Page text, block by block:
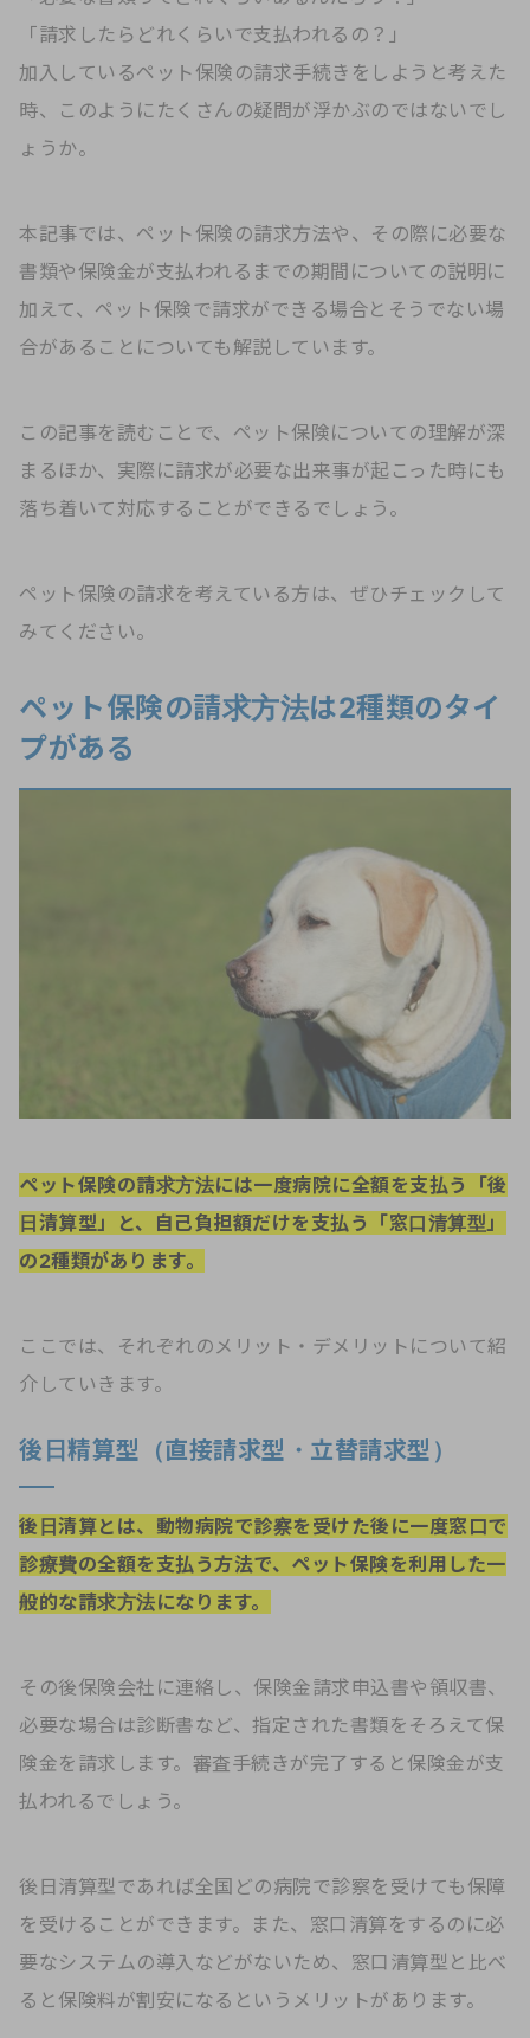
「請求したらどれくらいで支払われるの？」
加入しているペット保険の請求手続きをしようと考えた
時、このようにたくさんの疑問が浮かぶのではないでし
ょうか。
本記事では、ペット保険の請求方法や、その際に必要な
書類や保険金が支払われるまでの期間についての説明に
加えて、ペット保険で請求ができる場合とそうでない場
合があることについても解説しています。
この記事を読むことで、ペット保険についての理解が深
まるほか、実際に請求が必要な出来事が起こった時にも
落ち着いて対応することができるでしょう。
ペット保険の請求を考えている方は、ぜひチェックして
みてください。
ペット保険の請求方法は2種類のタイ
プがある
ペット保険の請求方法には一度病院に全額を支払う「後
日清算型」と、自己負担額だけを支払う「窓口清算型」
の2種類があります。
ここでは、それぞれのメリット・デメリットについて紹
介していきます。
後日精算型（直接請求型・立替請求型）
後日清算とは、動物病院で診察を受けた後に一度窓口で
診療費の全額を支払う方法で、ペット保険を利用した一
般的な請求方法になります。
その後保険会社に連絡し、保険金請求申込書や領収書、
必要な場合は診断書など、指定された書類をそろえて保
険金を請求します。審査手続きが完了すると保険金が支
払われるでしょう。
後日清算型であれば全国どの病院で診察を受けても保障
を受けることができます。また、窓口清算をするのに必
要なシステムの導入などがないため、窓口清算型と比べ
ると保険料が割安になるというメリットがあります。